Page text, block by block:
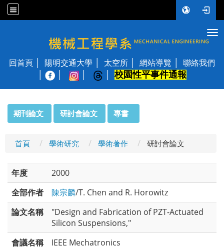
國立陽明交通大學 機械工程學系
回首頁 陽明交通大學 太空所 網站導覽
聯絡我們
校園性平事件通報
期刊論文 研討會論文 專書
首頁 學術研究 學術著作 研討會論文
年度
2000
全部作者
陳宗麟/T. Chen and R. Horowitz
論文名稱
"Design and Fabrication of PZT-Actuated
Silicon Suspensions,"
會議名稱
IEEE Mechatronics